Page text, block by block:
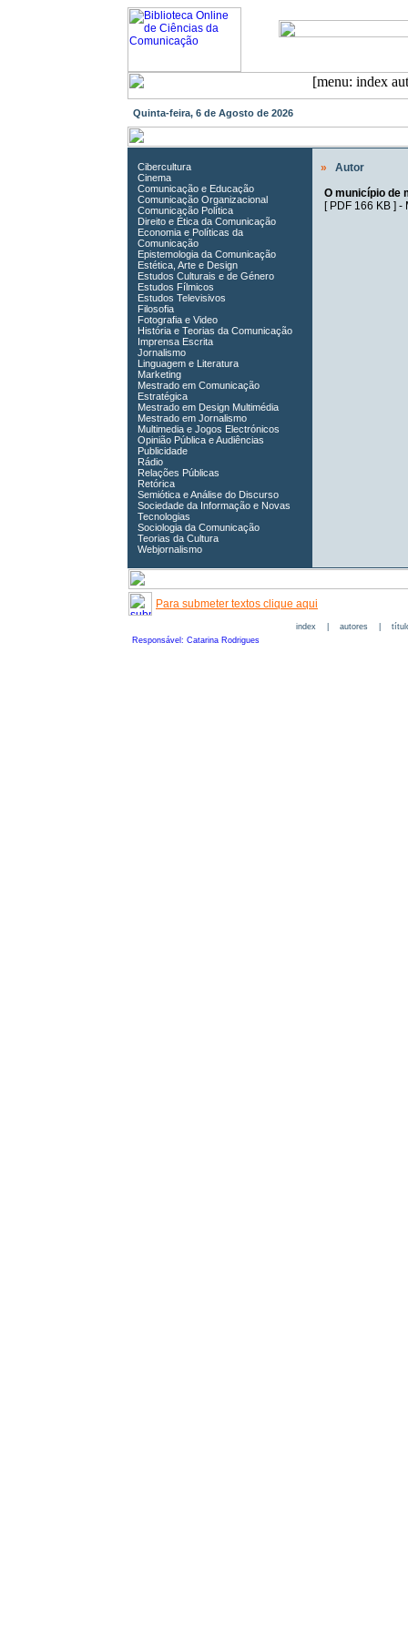
Quinta-feira, 6 de Agosto de 2026
Cibercultura
Cinema
Comunicação e Educação
Comunicação Organizacional
Comunicação Política
Direito e Ética da Comunicação
Economia e Políticas da
Comunicação
Epistemologia da Comunicação
Estética, Arte e Design
Estudos Culturais e de Género
Estudos Fílmicos
Estudos Televisivos
Filosofia
Fotografia e Video
História e Teorias da Comunicação
Imprensa Escrita
Jornalismo
Linguagem e Literatura
Marketing
Mestrado em Comunicação
Estratégica
Mestrado em Design Multimédia
Mestrado em Jornalismo
Multimedia e Jogos Electrónicos
Opinião Pública e Audiências
Publicidade
Rádio
Relações Públicas
Retórica
Semiótica e Análise do Discurso
Sociedade da Informação e Novas
Tecnologias
Sociologia da Comunicação
Teorias da Cultura
Webjornalismo
»
Autor
O município de
[ PDF 166 KB] -
Para submeter textos clique aqui
index| autores|